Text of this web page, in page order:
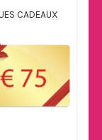
CADEAUX